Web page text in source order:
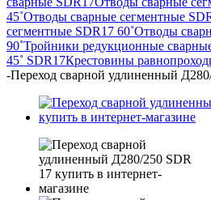
45˚Отводы сварные сегментные
сегментные SDR17 60˚Отводы
90˚Тройники редукционные
45˚ SDR17Крестовины
-Переход сварной удлиненный